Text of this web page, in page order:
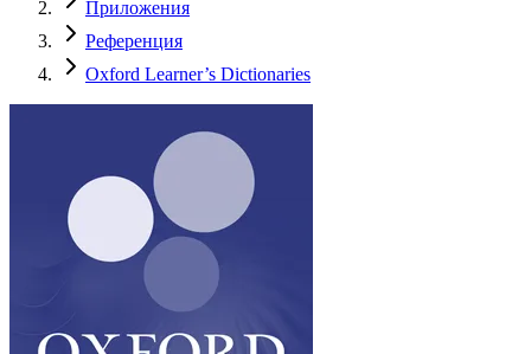
Приложения
Референция
Oxford Learner’s Dictionaries